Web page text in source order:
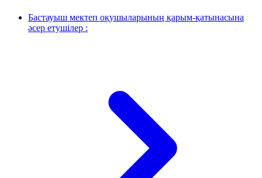
Бастауыш мектеп оқушыларының қарым-қатынасына
әсер етушілер :